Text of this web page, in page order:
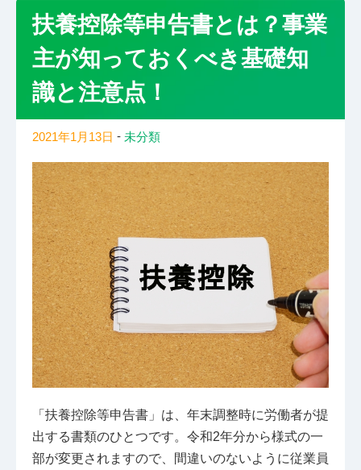
扶養控除等申告書とは？事業
主が知っておくべき基礎知
識と注意点！
2021年1月13日 - 未分類
「扶養控除等申告書」は、年末調整時に労働者が提
出する書類のひとつです。令和2年分から様式の一
部が変更されますので、間違いのないように従業員